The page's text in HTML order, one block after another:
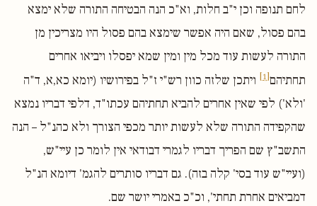
לחם תנופה וכן י"ב חלות, וא"כ הנה הבטיחה התורה שלא ימצא
בהם פסול, שאם היה אפשר שימצא בהם פסול היו מצריכין מן
התורה לעשות עוד מכל מין ומין שמא יפסלו ויביאו אחרים
תחתיהם[1]
ויתכן שלזה כוון רש"י ז"ל בפירושיו (יומא כא,א, ד"ה
'ולא') לפי שאין אחרים להביא תחתיהם עכתו"ד, דלפי דבריו נמצא
שהקפידה התורה שלא לעשות יותר מכפי הצורך ולא כהנ"ל – הנה
התשב"ץ שם הפריך דבריו לגמרי דבודאי אין לומר כן עיי"ש,
(ועיי"ש עוד בסי' קלה בזה). גם דבריו סותרים להגמ' דיומא הנ"ל
דמביאים אחרת תחתי', וכ"כ באמרי יושר שם.